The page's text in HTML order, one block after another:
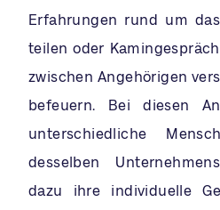
Erfahrungen rund um
teilen oder
zwischen Angehörigen
befeuern. Bei diesen
unterschiedliche
desselben
dazu ihre individuelle